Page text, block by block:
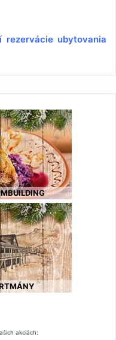
rezervácie ubytovania
akciách: